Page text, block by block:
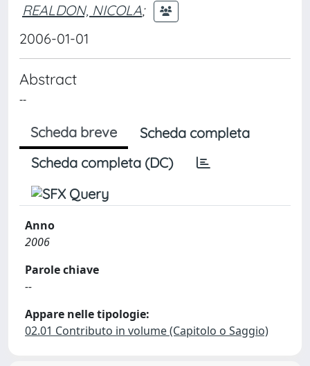
REALDON, NICOLA;
2006-01-01
Abstract
--
Scheda breve
Scheda completa
Scheda completa (DC)
Anno
2006
Parole chiave
--
Appare nelle tipologie:
02.01 Contributo in volume (Capitolo o Saggio)